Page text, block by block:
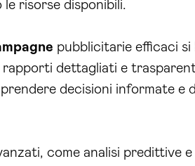
risorse disponibili.
pubblicitarie efficaci
rapporti dettagliati e
decisioni informate e
come analisi predittive